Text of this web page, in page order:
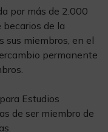
por más de 2.000
de la
sus miembros, en el
permanente
Estudios
de ser miembro de